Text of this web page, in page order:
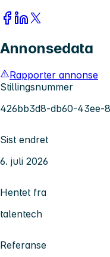
Annonsedata
Rapporter annonse
Stillingsnummer
426bb3d8-db60-43ee-
Sist endret
6. juli 2026
Hentet fra
talentech
Referanse